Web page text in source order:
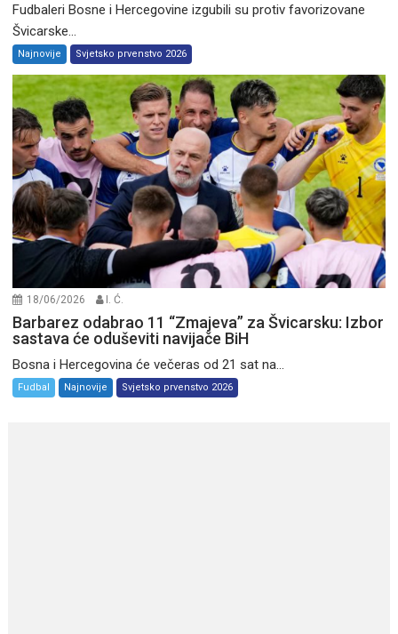
Fudbaleri Bosne i Hercegovine izgubili su protiv favorizovane
Švicarske...
Najnovije Svjetsko prvenstvo 2026
18/06/2026 I. Ć.
Barbarez odabrao 11 “Zmajeva” za Švicarsku: Izbor
sastava će oduševiti navijače BiH
Bosna i Hercegovina će večeras od 21 sat na...
Fudbal Najnovije Svjetsko prvenstvo 2026